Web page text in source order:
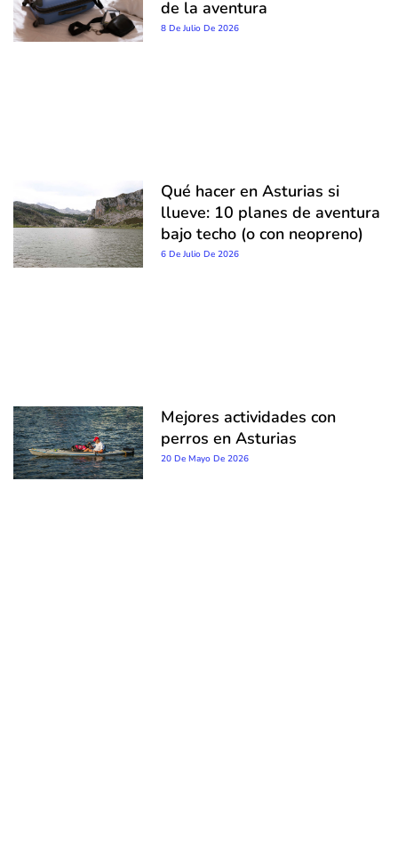
de la aventura
8 De Julio De 2026
Qué hacer en Asturias si
llueve: 10 planes de aventura
bajo techo (o con neopreno)
6 De Julio De 2026
Mejores actividades con
perros en Asturias
20 De Mayo De 2026